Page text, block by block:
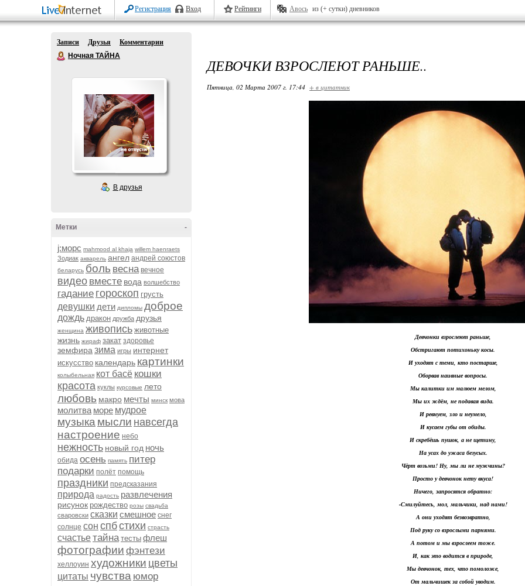
Регистрация Вход Рейтинги Авось из (+ сутки) дневников
Записи Друзья
Комментарии
Ночная ТАЙНА
В друзья
-
Метки
j:морс mahmood al khaja willem haenraets
Зодиак акварель ангел андрей союстов
беларусь боль весна вечное
видео вместе вода волшебство
гадание гороскоп грусть
девушки дети дипломы доброе
дождь дракон дружба друзья
женщина живопись животные
жизнь жираф закат здоровье
земфира зима игры интернет
искусство календарь картинки
колыбельная кот басё кошки
красота куклы курсовые лето
любовь макро мечты минск мова
молитва море мудрое
музыка мысли навсегда
настроение небо
нежность новый год ночь
обида осень память питер
подарки полёт помощь
праздники предсказания
природа радость развлечения
рисунок рождество розы свадьба
сваровски сказки смешное снег
солнце сон спбстихи страсть
счастьетайна тесты флеш
фотографии фэнтези
хеллоуин художники цветы
цитаты чувства юмор
ДЕВОЧКИ ВЗРОСЛЕЮТ РАНЬШЕ..
Пятница, 02 Марта 2007 г. 17:44 + в цитатник
Девчонки взрослеют раньше,
Обстригают потихоньку косы.
И уходят с теми, кто постарше,
Оборвав наивные вопросы.
Мы калитки им малюем мелом,
Мы их ждём, не подавая вида.
И ревнуем, зло и неумело,
И кусаем губы от обиды.
И скребёшь пушок, а не щетину,
На усах до ужаса безусых.
Чёрт возьми! Ну, мы ли не мужчины?
Просто у девчонок нету вкуса!
Ничего, запросятся обратно:
-Смилуйтесь, мол, мальчики, над нами!
А они уходят безвозвратно,
Под руку со взрослыми парнями.
А потом и мы взрослеем тоже.
И, как это водится в природе,
Мы девчонок, тех, что помоложе,
От мальчишек за собой уводим.